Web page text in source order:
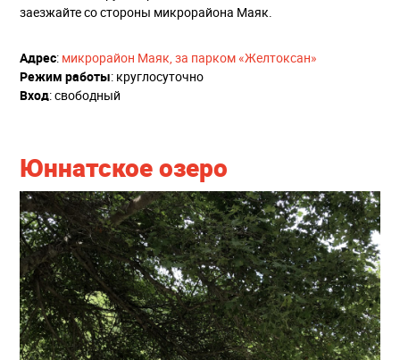
заезжайте со стороны микрорайона Маяк.
Адрес: микрорайон Маяк, за парком «Желтоксан»
Режим работы: круглосуточно
Вход: свободный
Юннатское озеро